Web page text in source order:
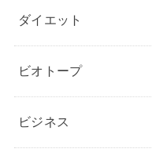
ダイエット
ビオトープ
ビジネス